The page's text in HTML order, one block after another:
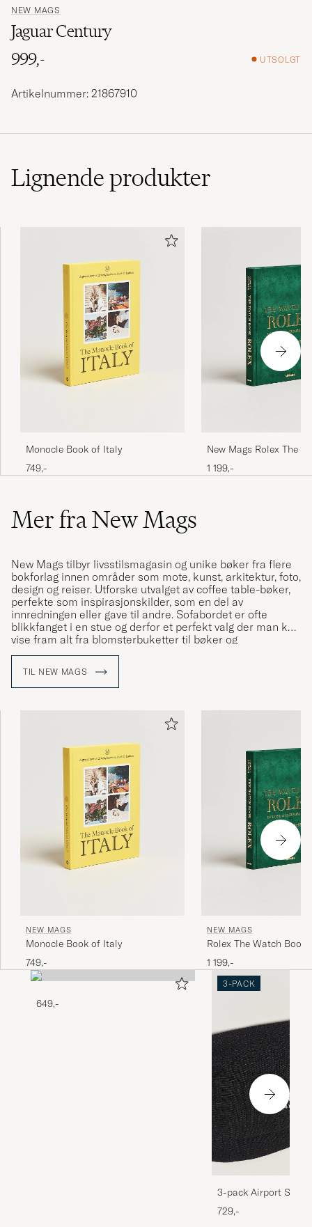
NEW MAGS
Jaguar Century
999,-
UTSOLGT
Artikelnummer: 21867910
Lignendeprodukter
Monocle Book of Italy
749,-
New Mags Rolex The
1 199,-
Mer fra New Mags
New Mags tilbyr livsstilsmagasin og unike bøker fra flere
bokforlag innen områder som mote, kunst, arkitektur, foto,
design og reiser. Utforske utvalget av coffee table-bøker,
perfekte som inspirasjonskilder, som en del av
innredningen eller gave til andre. Sofabordet er ofte
blikkfanget i en stue og derfor et perfekt valg der man kan
vise fram alt fra blomsterbuketter til bøker og
pyntegjenstander.
Coffee table-bøker er et vanlig innslag i mange hjem som,
i tillegg til å være estetisk tiltalende, også er en kilde til
TIL NEW MAGS
NEW MAGS
Monocle Book of Italy
749,-
NEW MAGS
Rolex The Watch Book
1 199,-
649,-
3-PACK
3-pack Airport
Melange
729,-